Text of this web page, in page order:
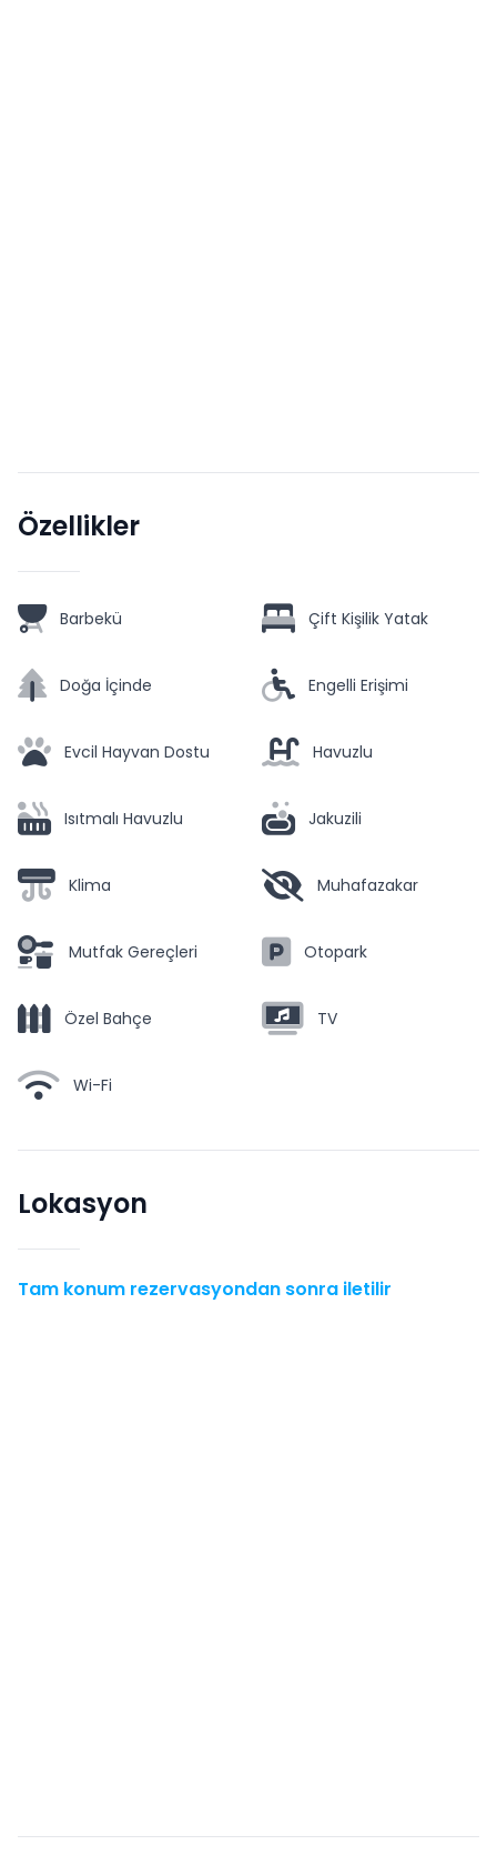
Özellikler
Barbekü Çift Kişilik Yatak
Doğa İçinde Engelli Erişimi
Evcil Hayvan Dostu Havuzlu
Isıtmalı Havuzlu Jakuzili
Klima Muhafazakar
Mutfak Gereçleri Otopark
Özel Bahçe TV
Wi-Fi
Lokasyon
Tam konum rezervasyondan sonra iletilir